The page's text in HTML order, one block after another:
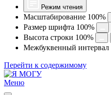
Режим чтения
Масштабирование 100%
Размер шрифта 100%
Высота строки 100%
Межбуквенный интервал
Перейти к содержимому
Меню